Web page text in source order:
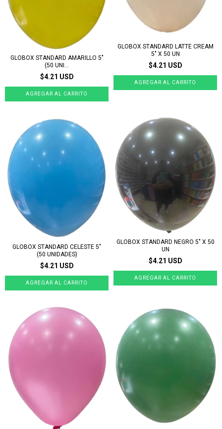
GLOBOX STANDARD AMARILLO 5"
(50 UNI...
$4.21 USD
GLOBOX STANDARD LATTE CREAM
5" X 50 UN
$4.21 USD
GLOBOX STANDARD CELESTE 5"
(50 UNIDADES)
$4.21 USD
GLOBOX STANDARD NEGRO 5" X 50
UN
$4.21 USD